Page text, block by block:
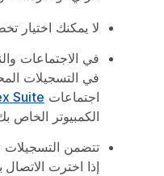
لا يمكنك اختيار
في الاجتماعات
في التسجيلات
اجتماعات Suite
الكمبيوتر الخاص
تتضمن التسجيلات
إذا اخترت الاتصال